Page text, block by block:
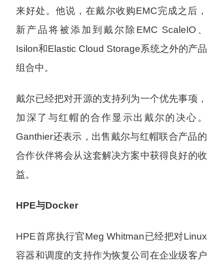
来好处。他说，在戴尔收购EMC完成之后，
新产品将被添加到戴尔除EMC ScaleIO、
Isilon和Elastic Cloud Storage系统之外的产品
组合中。
戴尔已经把对开源的支持列为一个优先事项，
加深了与红帽的合作显示出戴尔的决心。
Ganthier还表示，出售戴尔与红帽联合产品的
合作伙伴将会从这套解决方案中获得良好的收
益。
HPE与Docker
HPE首席执行官Meg Whitman已经把对Linux
容器和调度的支持作为恢复公司在企业级客户